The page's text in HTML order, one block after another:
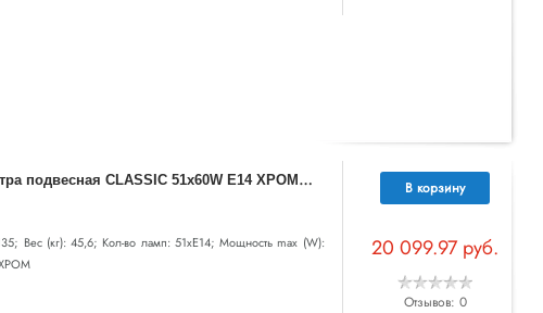
7
00514 (MD000008-51) !3 КОР!!! Люстра подвесная CLASSIC 51х60W E14 ХРОМ (в комплекте) В корзину
20 099.97 руб.
Отзывов: 0
Вес (кг): 45,6; Кол-во ламп: 51хE14; Мощность max (W):
ХРОМ